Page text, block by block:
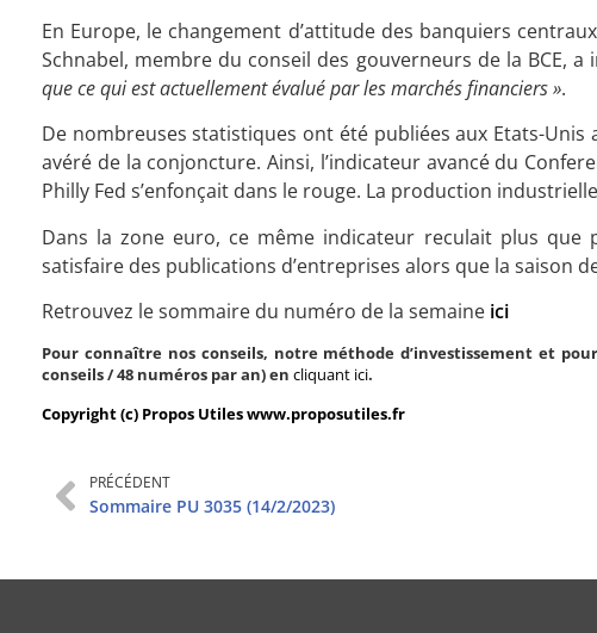
En Europe, le changement d’attitude des banquiers
Schnabel, membre du conseil des gouverneurs de la BCE, a
que ce qui est actuellement évalué par les marchés financiers ».
De nombreuses statistiques ont été publiées aux Etats-
avéré de la conjoncture. Ainsi, l’indicateur avancé du
Philly Fed s’enfonçait dans le rouge. La production
Dans la zone euro, ce même indicateur reculait plus
satisfaire des publications d’entreprises alors que la saison
Retrouvez le sommaire du numéro de la semaine ici
Pour connaître nos conseils, notre méthode d’investissement et
conseils / 48 numéros par an) en cliquant ici.
Copyright (c) Propos Utiles www.proposutiles.fr
PRÉCÉDENT
Sommaire PU 3035 (14/2/2023)